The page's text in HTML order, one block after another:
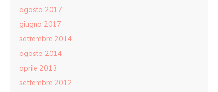
agosto 2017
giugno 2017
settembre 2014
agosto 2014
aprile 2013
settembre 2012